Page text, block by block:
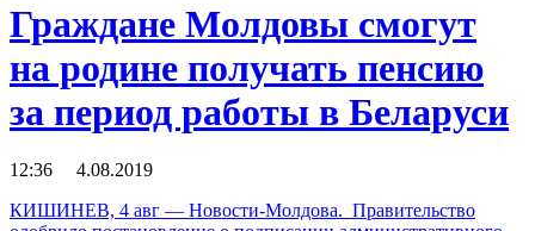
Граждане Молдовы смогут
на родине получать пенсию
за период работы в Беларуси
12:36 4.08.2019
КИШИНЕВ, 4 авг — Новости-Молдова. Правительство